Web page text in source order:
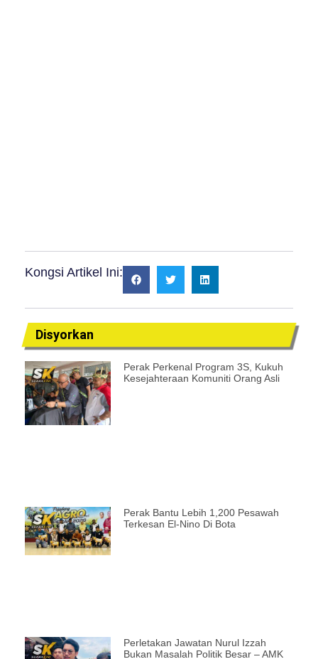
Kongsi Artikel Ini:
Disyorkan
Perak Perkenal Program 3S, Kukuh
Kesejahteraan Komuniti Orang Asli
Perak Bantu Lebih 1,200 Pesawah
Terkesan El-Nino Di Bota
Perletakan Jawatan Nurul Izzah
Bukan Masalah Politik Besar – AMK